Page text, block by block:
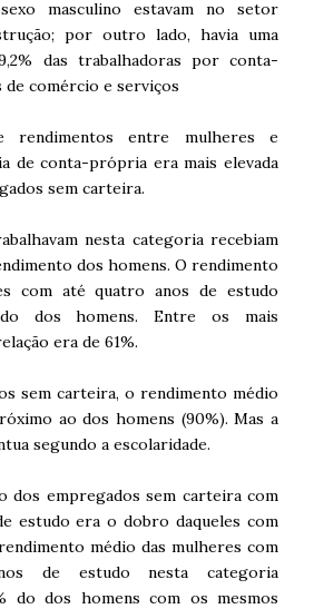
masculino estavam no setor
por outro lado, havia uma
das trabalhadoras por conta-
comércio e serviços
rendimentos entre mulheres e
de conta-própria era mais elevada
sem carteira.
nesta categoria recebiam
dos homens. O rendimento
com até quatro anos de estudo
dos homens. Entre os mais
era de 61%.
sem carteira, o rendimento médio
ao dos homens (90%). Mas a
segundo a escolaridade.
dos empregados sem carteira com
estudo era o dobro daqueles com
médio das mulheres com
de estudo nesta categoria
do dos homens com os mesmos